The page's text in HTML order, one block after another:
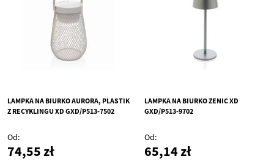
LAMPKA NA BIURKO AURORA, PLASTIK
Z RECYKLINGU XD GXD/P513-7502
Od
74,55 zł
LAMPKA NA BIURKO ZENIC XD
GXD/P513-9702
Od
65,14 zł